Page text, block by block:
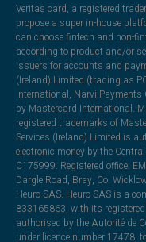
Veritas card, a registered
propose a super in-house
can choose fintech and non-
according to product and/or
issuers for accounts and
(Ireland) Limited (trading as
International, Narvi
by Mastercard International.
registered trademarks of
Services (Ireland) Limited is
electronic money by the
C175999. Registered office:
Dargle Road, Bray, Co.
Heuro SAS. Heuro SAS is a
833165863, with its
authorised by the Autorité de
under licence number 17478,